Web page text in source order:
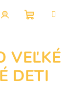
košík
VEĽKÉ
DETI